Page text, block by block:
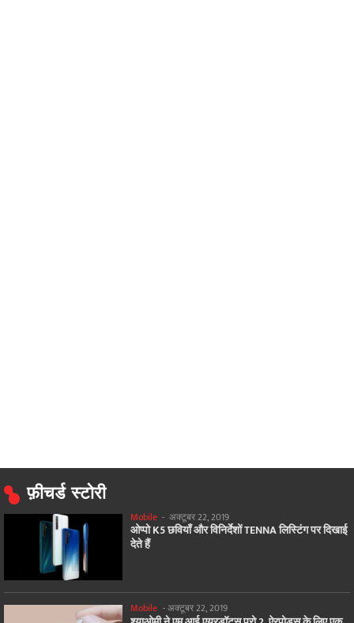
फ़ीचर्ड स्टोरी
Mobile - अक्टूबर 22, 2019
ओप्पो K5 छवियाँ और विनिर्देशों TENNA लिस्टिंग पर दिखाई
देते हैं
Mobile -अक्टूबर 22, 2019